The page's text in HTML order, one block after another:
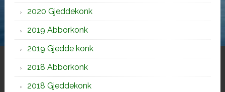
2020 Gjeddekonk
2019 Abborkonk
2019 Gjedde konk
2018 Abborkonk
2018 Gjeddekonk